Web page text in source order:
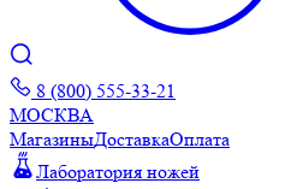
8 (800) 555-33-21
МОСКВА
МагазиныДоставкаОплата
Лаборатория ножей